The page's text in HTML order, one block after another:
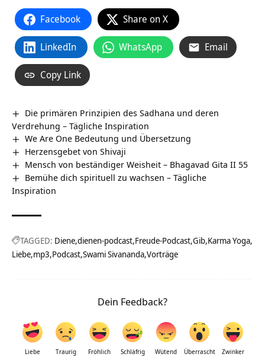
Facebook Share on X
LinkedIn WhatsApp Email
Copy Link
Die primären Prinzipien des Sadhana und deren
Verdrehung – Tägliche Inspiration
We Are One Bedeutung und Übersetzung
Herzensgebet von Shivaji
Mensch von beständiger Weisheit – Bhagavad Gita II 55
Bemühe dich spirituell zu wachsen – Tägliche
Inspiration
TAGGED: Diene dienen-podcast Freude-Podcast Gib Karma Yoga
Liebe mp3 Podcast Swami Sivananda Vorträge
Dein Feedback?
Liebe Traurig Fröhlich Schläfrig Wütend Überrascht Zwinker